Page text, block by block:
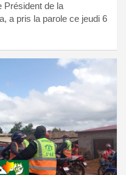
Président de la
a pris la parole ce jeudi 6